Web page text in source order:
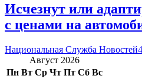
Исчезнут или
с ценами на
Национальная Служба Новостей
Август 2026
Пн Вт Ср Чт Пт Сб Вс